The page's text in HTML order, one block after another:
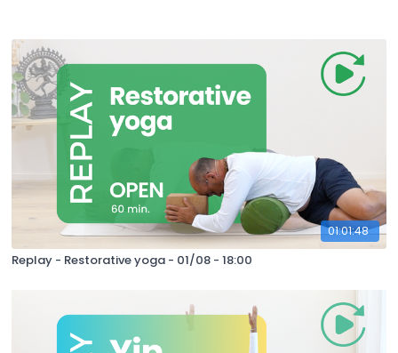
01:01:48
Replay - Restorative yoga - 01/08 - 18:00